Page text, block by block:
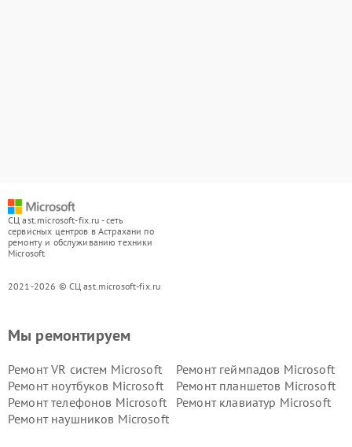
СЦ ast.microsoft-fix.ru - сеть
сервисных центров в Астрахани по
ремонту и обслуживанию техники
Microsoft
2021-2026 © СЦ ast.microsoft-fix.ru
Мы ремонтируем
Ремонт VR систем Microsoft
Ремонт геймпадов Microsoft
Ремонт ноутбуков Microsoft
Ремонт планшетов Microsoft
Ремонт телефонов Microsoft
Ремонт клавиатур Microsoft
Ремонт наушников Microsoft